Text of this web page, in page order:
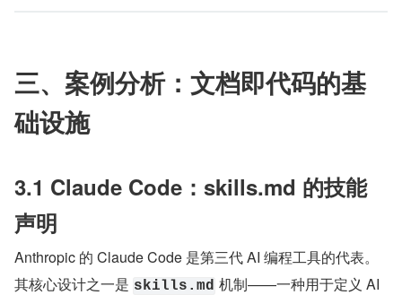
三、案例分析：文档即代码的基
础设施
3.1 Claude Code：skills.md 的技能
声明
Anthropic 的 Claude Code 是第三代 AI 编程工具的代表。
其核心设计之一是 skills.md 机制——一种用于定义 AI